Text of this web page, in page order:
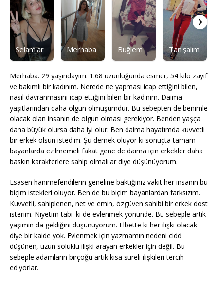
Selamlar Merhaba Buğlem Tanışalım
Merhaba. 29 yaşındayım. 1.68 uzunluğunda esmer, 54 kilo zayıf
ve bakımlı bir kadınım. Nerede ne yapması icap ettiğini bilen,
nasıl davranmasını icap ettiğini bilen bir kadınım. Daima
yaşıtlarından daha olgun olmuşumdur. Bu sebepten de benimle
olacak olan insanın de olgun olması gerekiyor. Benden yaşça
daha büyük olursa daha iyi olur. Ben daima hayatımda kuvvetli
bir erkek olsun istedim. Şu demek oluyor ki sonuçta tamam
bayanlarda ezilmemeli fakat gene de daima için erkekler daha
baskın karakterlere sahip olmalılar diye düşünüyorum.
Esasen hanımefendilerin geneline baktığınız vakit her insanın bu
biçim istekleri oluyor. Ben de bu biçim bayanlardan farksızım.
Kuvvetli, sahiplenen, net ve emin, özgüven sahibi bir erkek dost
isterim. Niyetim tabii ki de evlenmek yönünde. Bu sebeple artık
yaşımın da geldiğini düşünüyorum. Elbette ki her ilişki olacak
diye bir kaide yok. Evlenmek için yazmamın nedeni ciddi
düşünen, uzun soluklu ilişki arayan erkekler için değil. Bu
sebeple adamların birçoğu artık kısa süreli ilişkileri tercih
ediyorlar.